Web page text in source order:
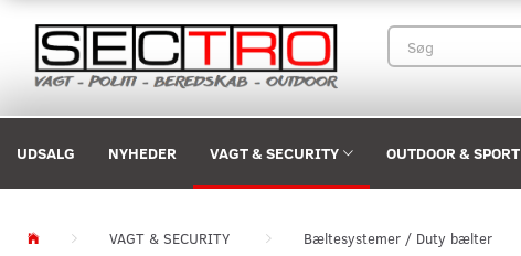
UDSALG NYHEDER VAGT & SECURITY OUTDOOR & SPORT
VAGT & SECURITY Bæltesystemer / Duty bælter